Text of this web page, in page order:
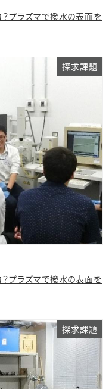
プラズマで撥水の表面を
探求課題
プラズマで撥水の表面を
探求課題